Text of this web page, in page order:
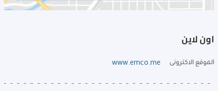
اون لاين
الموقع الاكترونى www.emco.me